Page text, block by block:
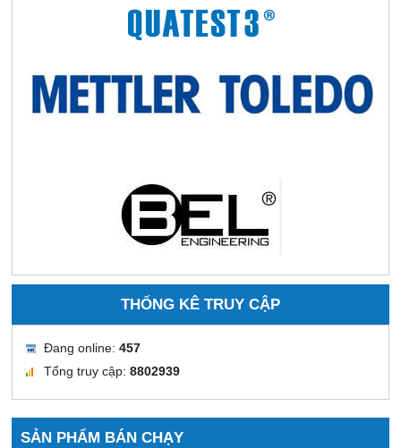
THỐNG KÊ TRUY CẬP
Đang online:457
Tổng truy cập:8802939
SẢN PHẨM BÁN CHẠY